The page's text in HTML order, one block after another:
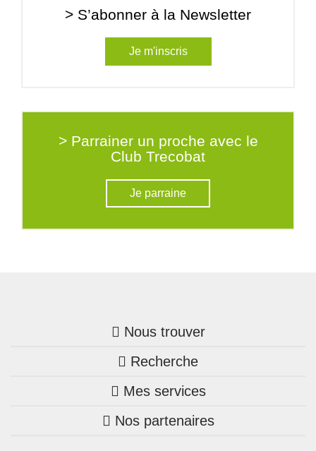
> S’abonner à la Newsletter
Je m'inscris
> Parrainer un proche avec le
Club Trecobat
Je parraine
Nous trouver
Trouver une agence
Bretagne
Pays de la Loire
Recherche
Nos annonces
Maison + terrain
Mes services
Mon compte Trecobois
Nos partenaires